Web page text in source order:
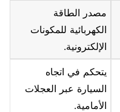
مصدر الطاقة
الكهربائية للمكونات
الإلكترونية.
يتحكم في اتجاه
السيارة عبر العجلات
الأمامية.